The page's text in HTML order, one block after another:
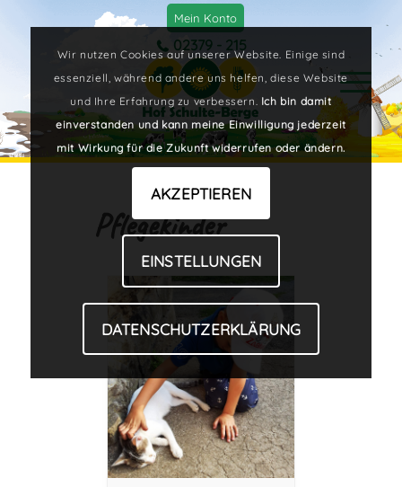
Mein Konto
02379 - 215
Pflegekinder
Wir nutzen Cookies auf unserer Website. Einige sind
essenziell, während andere uns helfen, diese Website
und Ihre Erfahrung zu verbessern. Ich bin damit
einverstanden und kann meine Einwilligung jederzeit
mit Wirkung für die Zukunft widerrufen oder ändern.
AKZEPTIEREN
EINSTELLUNGEN
DATENSCHUTZERKLÄRUNG